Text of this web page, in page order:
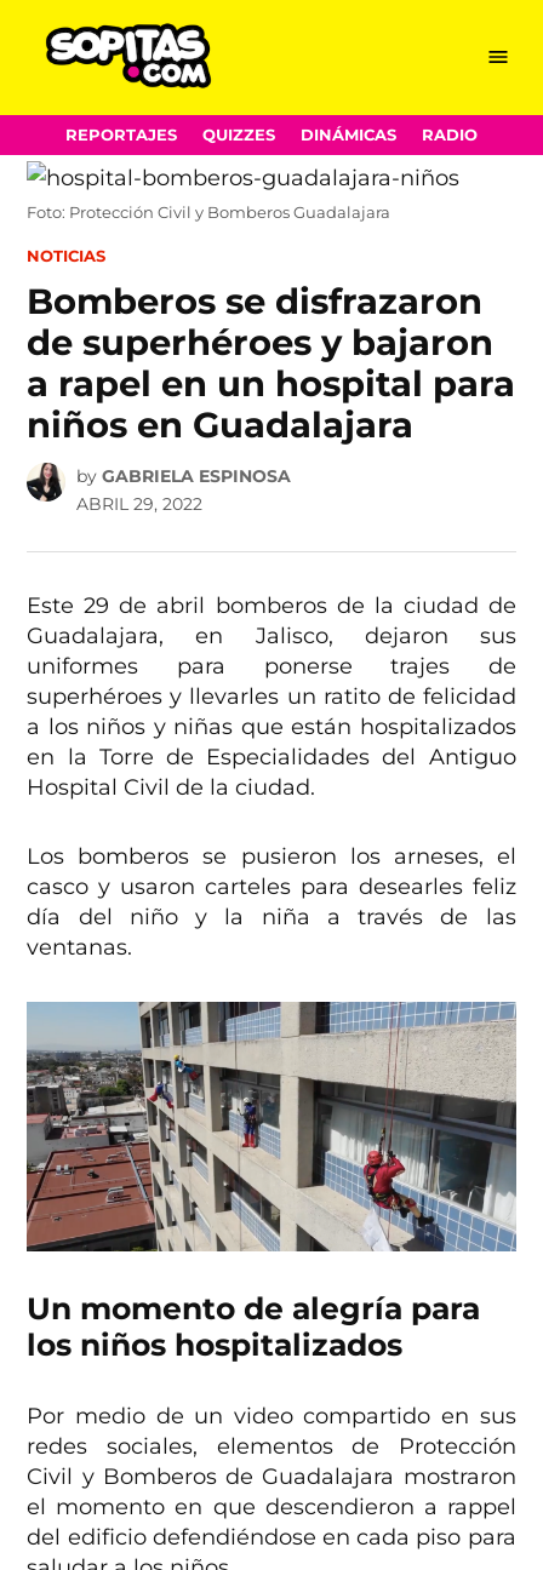
Skip
to
content
Menu
REPORTAJES QUIZZES DINÁMICAS RADIO
Foto: Protección Civil y Bomberos Guadalajara
POSTED
NOTICIAS
Bomberos se disfrazaron
de superhéroes y bajaron
a rapel en un hospital para
niños en Guadalajara
by GABRIELA ESPINOSA
ABRIL 29, 2022
Este 29 de abril bomberos de la ciudad de
Guadalajara, en Jalisco, dejaron sus
uniformes para ponerse trajes de
superhéroes y llevarles un ratito de felicidad
a los niños y niñas que están hospitalizados
en la Torre de Especialidades del Antiguo
Hospital Civil de la ciudad.
Los bomberos se pusieron los arneses, el
casco y usaron carteles para desearles feliz
día del niño y la niña a través de las
ventanas.
Un momento de alegría para
los niños hospitalizados
Por medio de un video compartido en sus
redes sociales, elementos de Protección
Civil y Bomberos de Guadalajara mostraron
el momento en que descendieron a rappel
del edificio defendiéndose en cada piso para